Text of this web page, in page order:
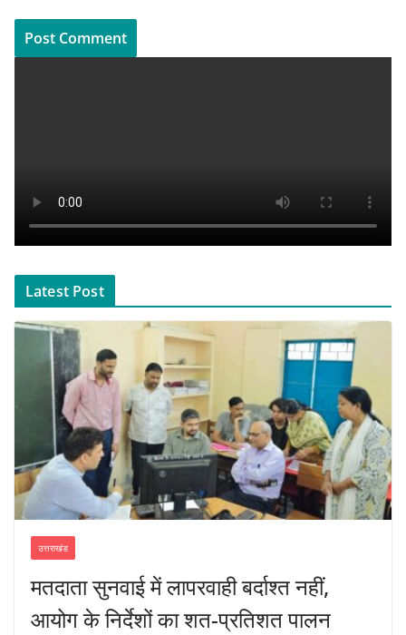
Latest Post
उत्तराखंड
मतदाता सुनवाई में लापरवाही बर्दाश्त नहीं,
आयोग के निर्देशों का शत-प्रतिशत पालन